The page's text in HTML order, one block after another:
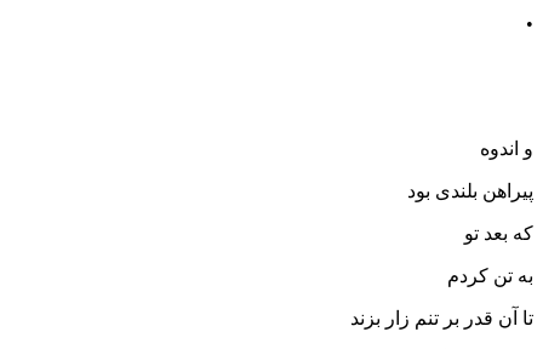
•
و اندوه
پیراهن بلندی بود
که بعد تو
به تن کردم
تا آن قدر بر تنم زار بزند